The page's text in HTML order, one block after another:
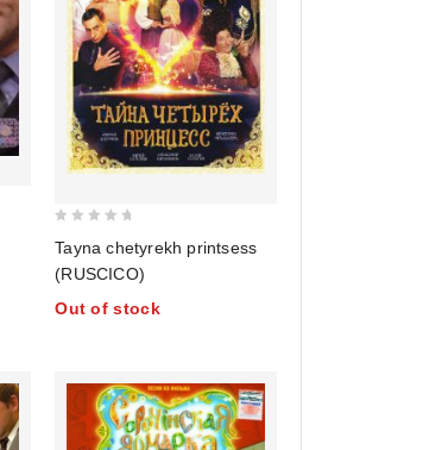
out
of
5
Tayna chetyrekh printsess
(RUSCICO)
Out of stock